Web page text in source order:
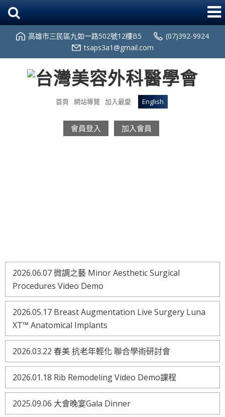
高雄市三民區九如一路502號12樓B5
(07)392-9924
tsaps3a1@gmail.com
首頁 網站導覽 加入最愛 English
會員登入 加入會員
2026.06.07 微調之藝 Minor Aesthetic Surgical
Procedures Video Demo
2026.05.17 Breast Augmentation Live Surgery Luna
XT™ Anatomical Implants
2026.03.22 春美 抗老年輕化 聯合學術研討會
2026.01.18 Rib Remodeling Video Demo課程
2025.09.06 大會晚宴Gala Dinner